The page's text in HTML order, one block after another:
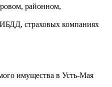
районном,
страховых компаниях
имущества в Усть-Мая